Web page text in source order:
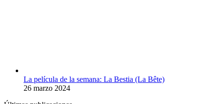
La película de la semana: La Bestia (La Bête)
26 marzo 2024